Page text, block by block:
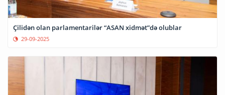
Çilidən olan parlamentarilər “ASAN xidmət”də olublar
29-09-2025